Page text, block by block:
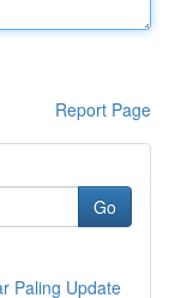
Report Page
Go
Paling Update